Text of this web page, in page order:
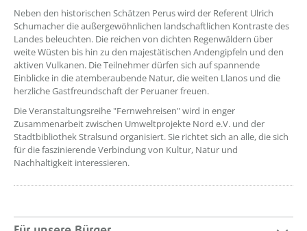
Neben den historischen Schätzen Perus wird der Referent Ulrich
Schumacher die außergewöhnlichen landschaftlichen Kontraste des
Landes beleuchten. Die reichen von dichten Regenwäldern über
weite Wüsten bis hin zu den majestätischen Andengipfeln und den
aktiven Vulkanen. Die Teilnehmer dürfen sich auf spannende
Einblicke in die atemberaubende Natur, die weiten Llanos und die
herzliche Gastfreundschaft der Peruaner freuen.
Die Veranstaltungsreihe "Fernwehreisen" wird in enger
Zusammenarbeit zwischen Umweltprojekte Nord e.V. und der
Stadtbibliothek Stralsund organisiert. Sie richtet sich an alle, die sich
für die faszinierende Verbindung von Kultur, Natur und
Nachhaltigkeit interessieren.